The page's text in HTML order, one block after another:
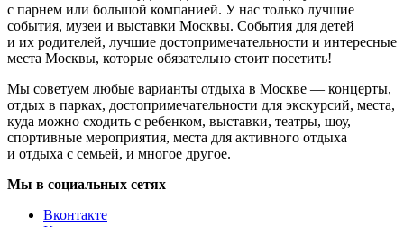
с парнем или большой компанией. У нас только лучшие
события, музеи и выставки Москвы. События для детей
и их родителей, лучшие достопримечательности и интересные
места Москвы, которые обязательно стоит посетить!
Мы советуем любые варианты отдыха в Москве — концерты,
отдых в парках, достопримечательности для экскурсий, места,
куда можно сходить с ребенком, выставки, театры, шоу,
спортивные мероприятия, места для активного отдыха
и отдыха с семьей, и многое другое.
Мы в социальных сетях
Вконтакте